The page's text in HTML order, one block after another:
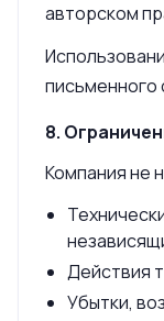
авторском
письменного
8.
Компания не
Действия
Убытки,